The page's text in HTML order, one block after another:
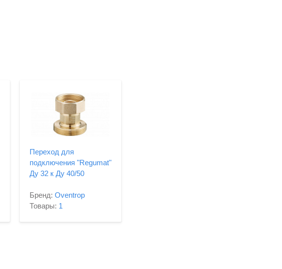
Переход для
подключения "Regumat"
Ду 32 к Ду 40/50
Бренд: Oventrop
Товары: 1